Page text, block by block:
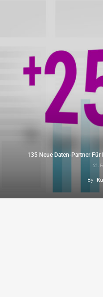
135 Neue Daten-Partner
21.
By